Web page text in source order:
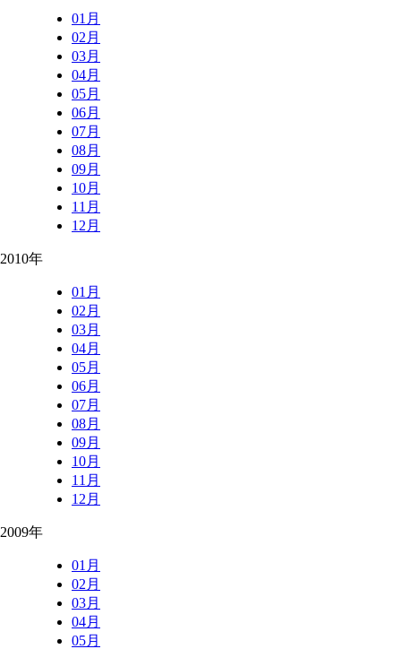
01月
02月
03月
04月
05月
06月
07月
08月
09月
10月
11月
12月
2010年
01月
02月
03月
04月
05月
06月
07月
08月
09月
10月
11月
12月
2009年
01月
02月
03月
04月
05月